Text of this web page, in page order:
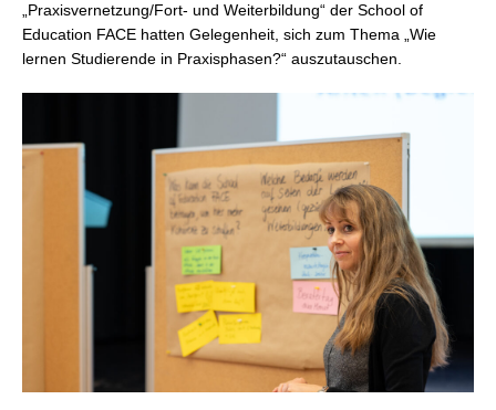
„Praxisvernetzung/Fort- und Weiterbildung“ der School of
Education FACE hatten Gelegenheit, sich zum Thema „Wie
lernen Studierende in Praxisphasen?“ auszutauschen.